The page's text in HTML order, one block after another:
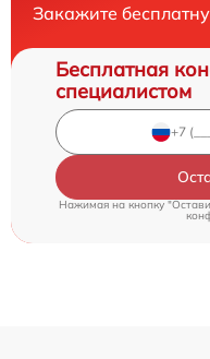
Закажите
Бесплатная
специалистом
Нажимая на кнопку